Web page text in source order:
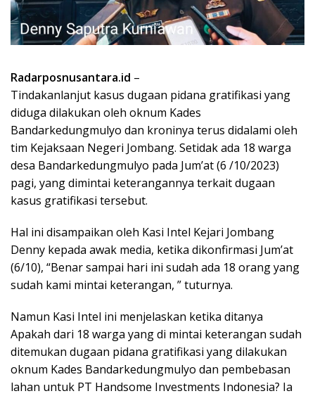
Radarposnusantara.id –
Tindakanlanjut kasus dugaan pidana gratifikasi yang
diduga dilakukan oleh oknum Kades
Bandarkedungmulyo dan kroninya terus didalami oleh
tim Kejaksaan Negeri Jombang. Setidak ada 18 warga
desa Bandarkedungmulyo pada Jum’at (6 /10/2023)
pagi, yang dimintai keterangannya terkait dugaan
kasus gratifikasi tersebut.
Hal ini disampaikan oleh Kasi Intel Kejari Jombang
Denny kepada awak media, ketika dikonfirmasi Jum’at
(6/10), “Benar sampai hari ini sudah ada 18 orang yang
sudah kami mintai keterangan, ” tuturnya.
Namun Kasi Intel ini menjelaskan ketika ditanya
Apakah dari 18 warga yang di mintai keterangan sudah
ditemukan dugaan pidana gratifikasi yang dilakukan
oknum Kades Bandarkedungmulyo dan pembebasan
lahan untuk PT Handsome Investments Indonesia? Ia